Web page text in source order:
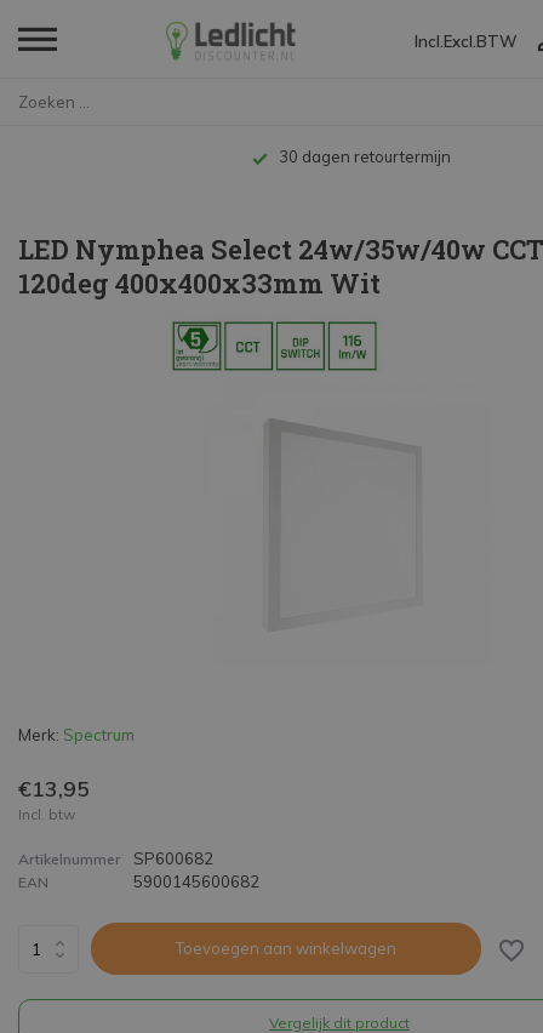
Incl. Excl. BTW
LED Nymphea Select 24w/35w/40w
120deg 400x400x33mm Wit
Merk: Spectrum
€13,95
Incl. btw
Artikelnummer SP600682
EAN 5900145600682
Toevoegen aan winkelwagen
Vergelijk dit product